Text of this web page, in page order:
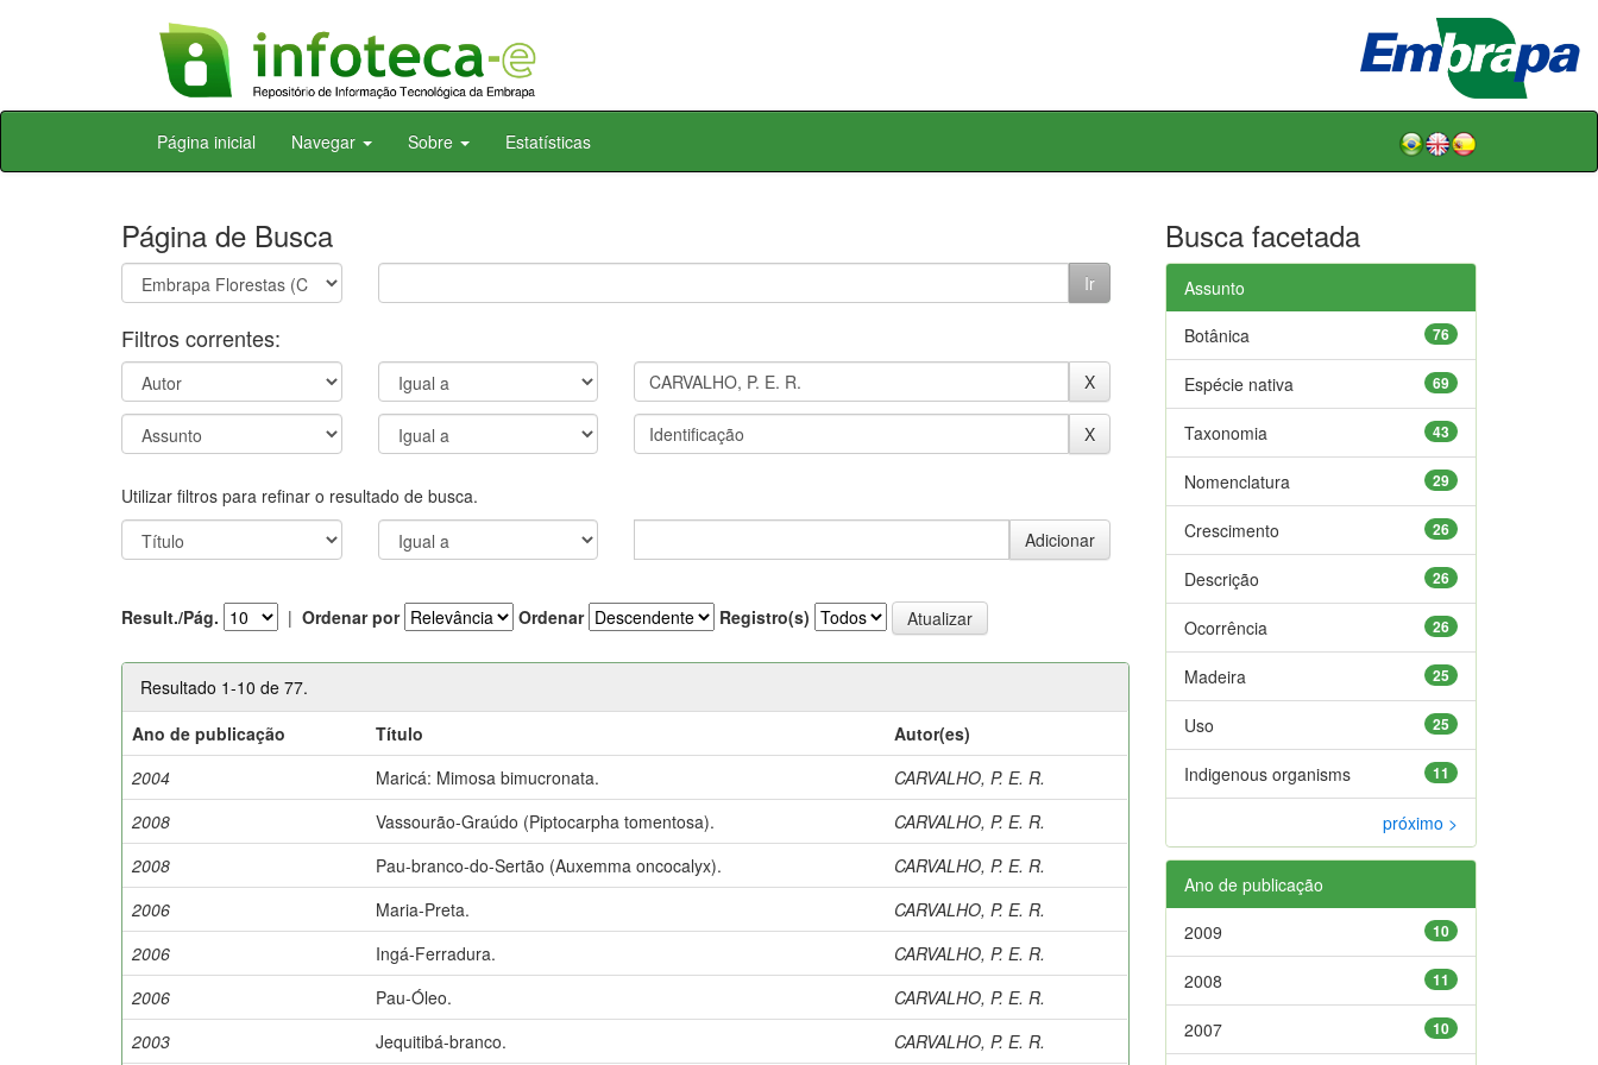
Skip
Página inicial Navegar Sobre Estatísticas
Página de Busca
Filtros correntes:
Utilizar filtros para refinar o resultado de busca.
Result./Pág. | Ordenar por Ordenar Registro(s)
Resultado 1-10 de 77.
Ano de publicação
Título
Autor(es)
2004
Maricá: Mimosa bimucronata.
CARVALHO, P. E. R.
2008
Vassourão-Graúdo (Piptocarpha tomentosa).
CARVALHO, P. E. R.
2008
Pau-branco-do-Sertão (Auxemma oncocalyx).
CARVALHO, P. E. R.
2006
Maria-Preta.
CARVALHO, P. E. R.
2006
Ingá-Ferradura.
CARVALHO, P. E. R.
2006
Pau-Óleo.
CARVALHO, P. E. R.
2003
Jequitibá-branco. CARVALHO, P. E. R.
Busca facetada
Assunto
76
Botânica
69
Espécie nativa
43
Taxonomia
29
Nomenclatura
26
Crescimento
26
Descrição
26
Ocorrência
25
Madeira
25
Uso
11
Indigenous organisms
próximo >
Ano de publicação
10
2009
11
2008
10
2007